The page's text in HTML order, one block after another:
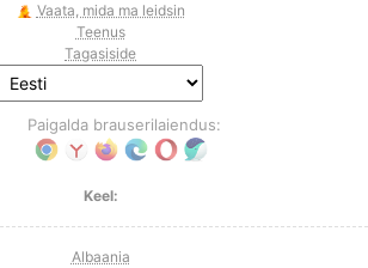
Vaata, mida ma leidsin
Teenus
Tagasiside
Paigalda brauserilaiendus:
Keel:
Albaania